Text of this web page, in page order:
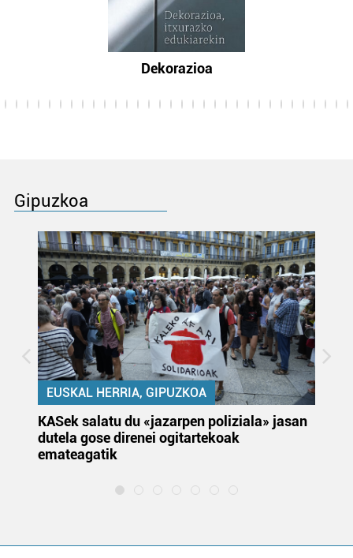
Dekorazioa
Gipuzkoa
EUSKAL HERRIA, GIPUZKOA
KASek salatu du «jazarpen poliziala» jasan
dutela gose direnei ogitartekoak
emateagatik